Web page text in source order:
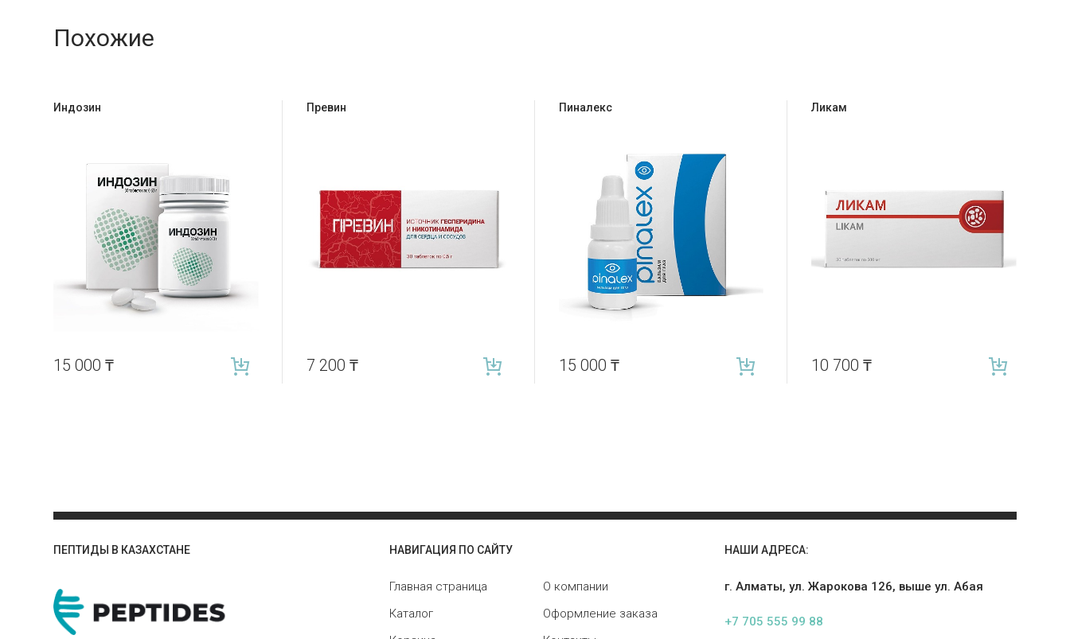
Похожие
Индозин
15 000₸
Превин
7 200 ₸
Пиналекс
15 000 ₸
Ликам
10 700₸
ПЕПТИДЫ В КАЗАХСТАНЕ НАВИГАЦИЯ ПО САЙТУ
Главная страница
О компании
Каталог
Оформление заказа
НАШИ АДРЕСА:
г. Алматы, ул. Жарокова 126, выше ул. Абая
+7 705 555 99 88